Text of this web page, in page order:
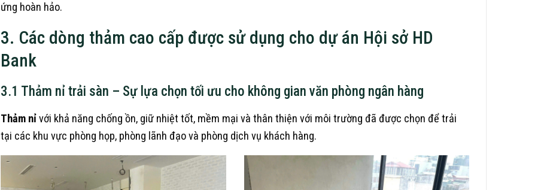
ứng hoàn hảo.
3. Các dòng thảm cao cấp được sử dụng cho dự án Hội sở HD
Bank
3.1 Thảm nỉ trải sàn – Sự lựa chọn tối ưu cho không gian văn phòng ngân hàng
Thảm nỉvới khả năng chống ồn, giữ nhiệt tốt, mềm mại và thân thiện với môi trường đã được chọn để trải
tại các khu vực phòng họp, phòng lãnh đạo và phòng dịch vụ khách hàng.